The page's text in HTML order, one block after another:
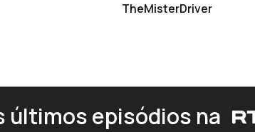
TheMisterDriver
últimos episódios na